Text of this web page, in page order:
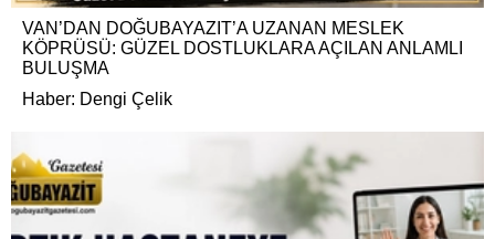
VAN’DAN DOĞUBAYAZIT’A UZANAN MESLEK
KÖPRÜSÜ: GÜZEL DOSTLUKLARA AÇILAN ANLAMLI
BULUŞMA
Haber: Dengi Çelik